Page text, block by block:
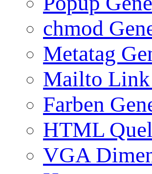
chmod
Metatag
Mailto Link
Farben
HTML
VGA